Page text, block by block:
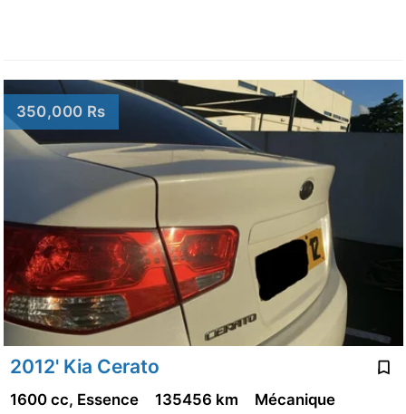
350,000 Rs
2012' Kia Cerato
1600 cc, Essence 135456 km
Mécanique